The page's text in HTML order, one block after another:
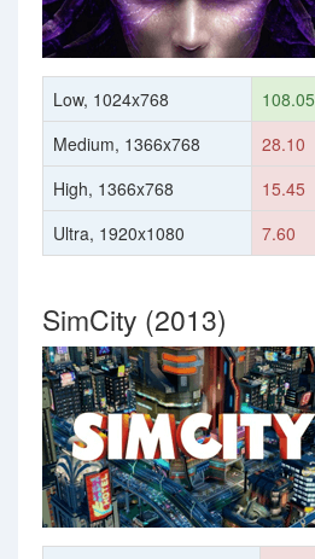
Low, 1024x768
108.05
Medium, 1366x768
28.10
High, 1366x768
15.45
Ultra, 1920x1080
7.60
SimCity (2013)